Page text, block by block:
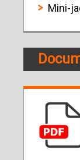
Mini-